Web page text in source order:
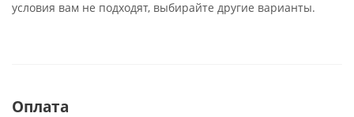
условия вам не подходят, выбирайте другие варианты.
Оплата